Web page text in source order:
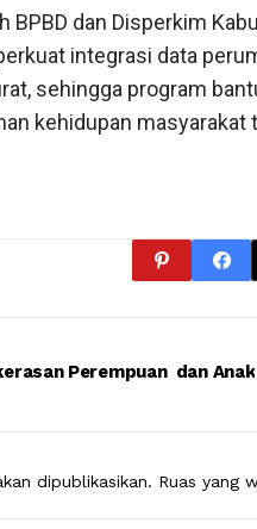
BPBD dan Disperkim
integrasi data
sehingga program
kehidupan masyarakat
Perempuan dan Anak
dipublikasikan. Ruas yang